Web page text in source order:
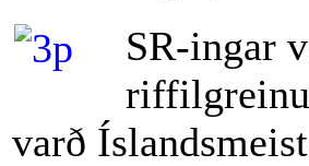
SR-ingar
varð